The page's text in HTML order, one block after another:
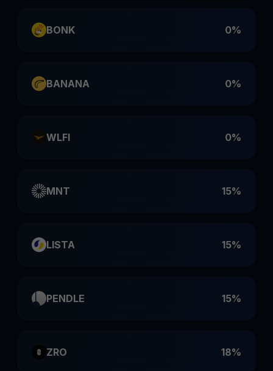
BONK 0%
BANANA 0%
WLFI 0%
MNT 15%
LISTA 15%
PENDLE 15%
ZRO 18%